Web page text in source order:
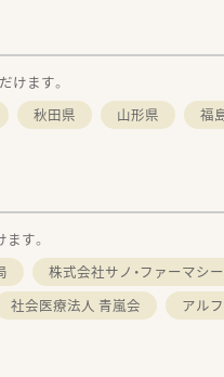
けます。
秋田県 山形県 福
す。
株式会社サノ・ファーマシー
社会医療法人 青嵐会 アル